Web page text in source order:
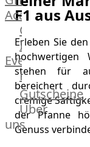
Academy
OTTO@Home
Individuelle
Events
Partner
Kalender
Gästehaus
Villa
Glanzstoff
Gutscheine
Über
uns
F1 aus
Erleben Sie
hochwertigen
stehen für
bereichert
cremige
der Pfanne
Genuss